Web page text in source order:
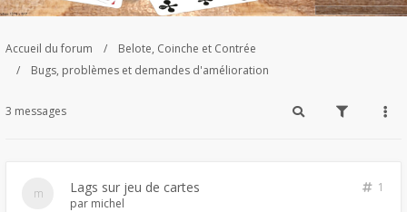
Accueil du forum
Belote, Coinche et Contrée
Bugs, problèmes et demandes d'amélioration
3 messages
Lags sur jeu de cartes
1
par michel